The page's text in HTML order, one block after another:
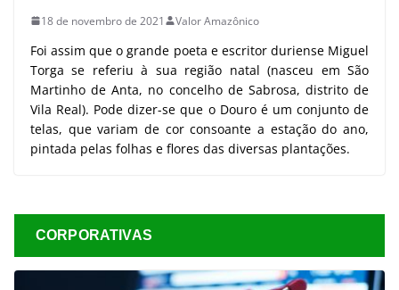
18 de novembro de 2021 Valor Amazônico
Foi assim que o grande poeta e escritor duriense Miguel
Torga se referiu à sua região natal (nasceu em São
Martinho de Anta, no concelho de Sabrosa, distrito de
Vila Real). Pode dizer-se que o Douro é um conjunto de
telas, que variam de cor consoante a estação do ano,
pintada pelas folhas e flores das diversas plantações.
CORPORATIVAS